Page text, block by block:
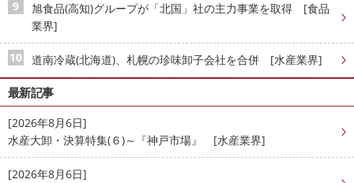
旭食品(高知)グループが「北国」社の主力事業を取得 [食品
業界]
道南冷蔵(北海道)、札幌の珍味卸子会社を合併 [水産業界]
最新記事
[2026年8月6日]
水産大卸・決算特集(６)～『神戸市場』 [水産業界]
[2026年8月6日]